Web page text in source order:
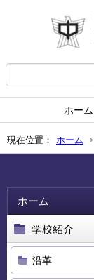
ホーム
現在位置： ホーム
ホーム
学校紹介
沿革